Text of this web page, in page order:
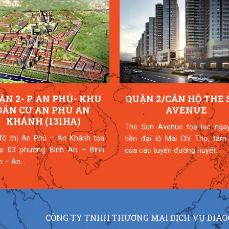
2/CĂN HỘ THE SUN
AVENUE
Avenue tọa lạc ngay mặt
lộ Mai Chí Thọ, tâm điểm
tuyến đường huyết...
QUẬN 9-P.LONG
VINHOMES GRAND
► Tên dự án: Vinhomes
Quận 9. ► Vị trí: đường
và Phước Thiện, phường Long
CÔNG TY TNHH THƯƠNG MẠI DỊCH VỤ